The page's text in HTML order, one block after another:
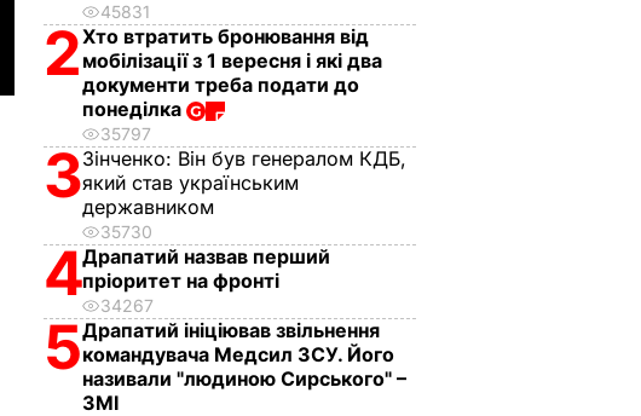
45831
2Хто втратить бронювання від
мобілізації з 1 вересня і які два
документи треба подати до
понеділка
35797
3Зінченко: Він був генералом КДБ,
який став українським
державником
35730
4Драпатий назвав перший
пріоритет на фронті
34267
5Драпатий ініціював звільнення
командувача Медсил ЗСУ. Його
називали "людиною Сирського" –
ЗМІ